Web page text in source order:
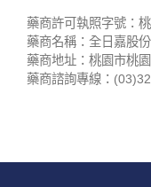
藥商許可執照字號：
藥商名稱：全日嘉股
藥商地址：桃園市桃
藥商諮詢專線：